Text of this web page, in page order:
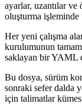
Çalışma alanı,
Kodunun bir çeşidi
docker
temelde VS Code'un
ayarlar, uzantılar ve
oluşturma işleminde
Her yeni çalışma
kurulumunun